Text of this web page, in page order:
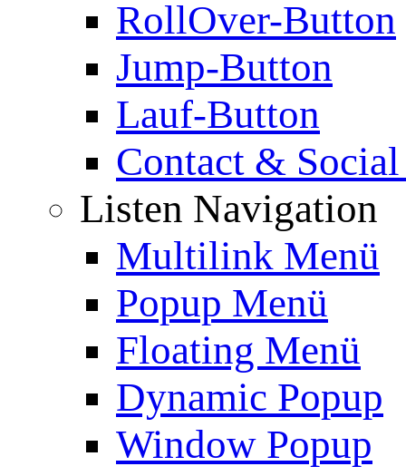
RollOver-Button
Jump-Button
Lauf-Button
Contact &
Listen Navigation
Multilink Menü
Popup Menü
Floating Menü
Dynamic Popup
Window Popup